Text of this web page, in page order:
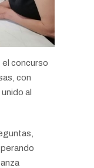
el concurso
con
al